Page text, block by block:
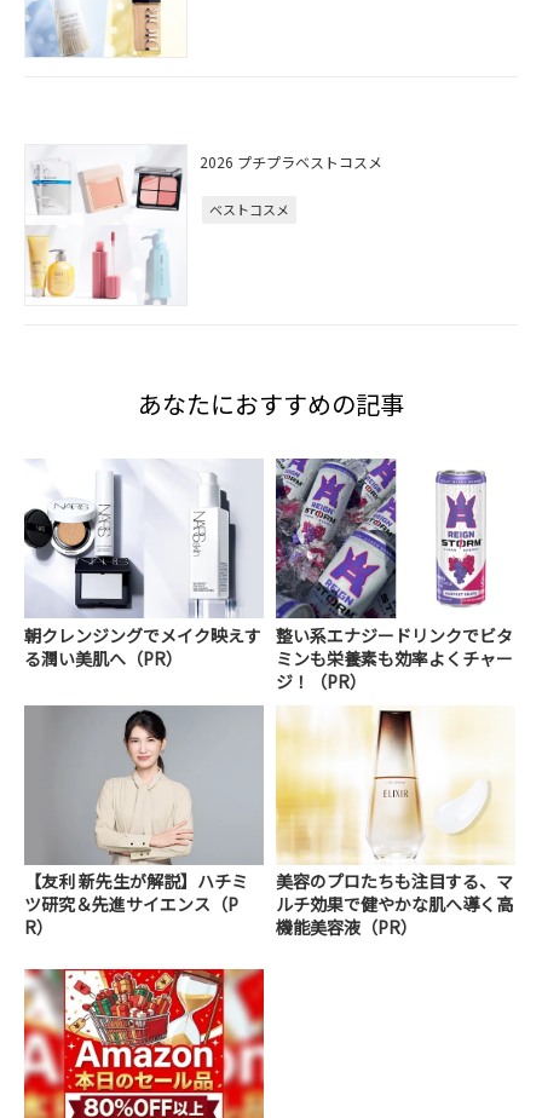
2026 プチプラベストコスメ
ベストコスメ
あなたにおすすめの記事
朝クレンジングでメイク映えす
る潤い美肌へ（PR）
整い系エナジードリンクでビタ
ミンも栄養素も効率よくチャー
ジ！（PR）
【友利 新先生が解説】ハチミ
ツ研究＆先進サイエンス（P
R）
美容のプロたちも注目する、マ
ルチ効果で健やかな肌へ導く高
機能美容液（PR）